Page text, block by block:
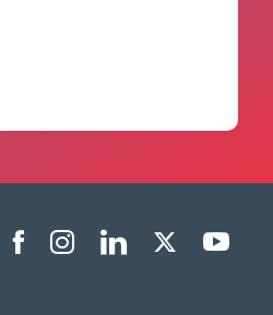
Menu liens sociaux